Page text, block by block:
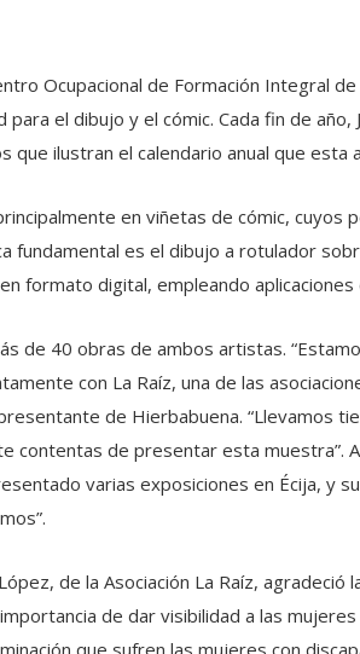
Ocupacional de Formación Integral
el dibujo y el cómic. Cada fin de año,
que ilustran el calendario anual que esta
en viñetas de cómic, cuyos
fundamental es el dibujo a rotulador
formato digital, empleando aplicaciones
de 40 obras de ambos artistas.
con La Raíz, una de las
de Hierbabuena. “Llevamos
contentas de presentar esta muestra”.
varias exposiciones en Écija, y
de la Asociación La Raíz,
de dar visibilidad a las
que sufren las mujeres con